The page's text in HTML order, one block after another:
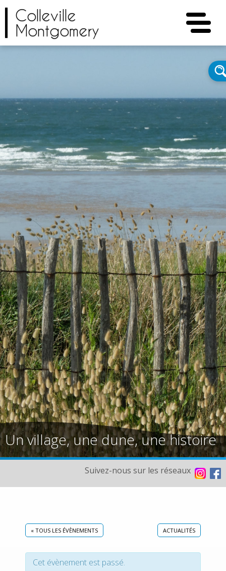
Colleville
Montgomery
Un village, une dune, une histoire
Suivez-nous sur les réseaux
« TOUS LES ÉVÈNEMENTS ACTUALITÉS
Cet évènement est passé.